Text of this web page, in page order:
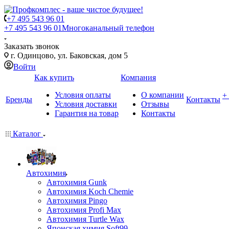
+7 495 543 96 01
+7 495 543 96 01Многоканальный телефон
Заказать звонок
г. Одинцово, ул. Баковская, дом 5
Войти
Бренды
Как купить
Условия оплаты
Условия доставки
Гарантия на товар
Компания
О компании
Отзывы
Контакты
Контакты
Каталог
Автохимия
Автохимия Gunk
Автохимия Koch Chemie
Автохимия Pingo
Автохимия Profi Max
Автохимия Turtle Wax